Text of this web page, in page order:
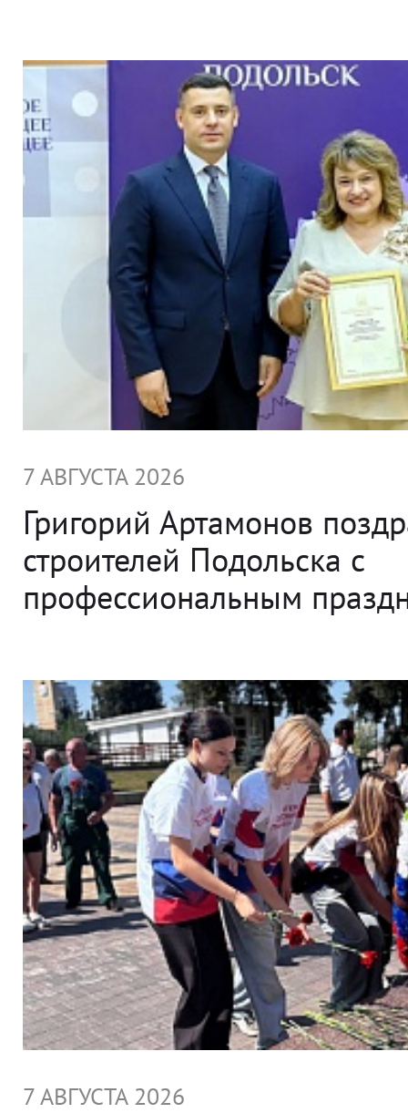
7 АВГУСТА 2026
Григорий Артамонов
строителей Подольска с
профессиональным
7 АВГУСТА 2026